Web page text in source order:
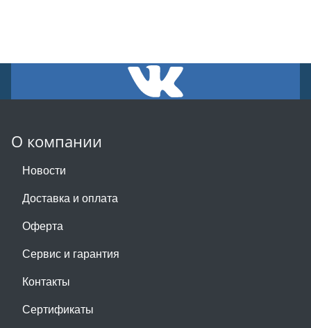
О компании
Новости
Доставка и оплата
Оферта
Сервис и гарантия
Контакты
Сертификаты